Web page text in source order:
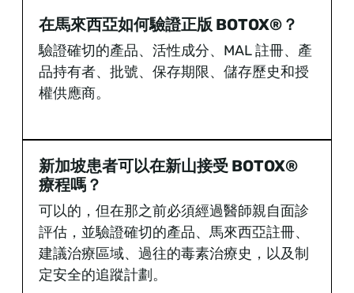
在馬來西亞如何驗證正版 BOTOX®？
驗證確切的產品、活性成分、MAL 註冊、產
品持有者、批號、保存期限、儲存歷史和授
權供應商。
新加坡患者可以在新山接受 BOTOX®
療程嗎？
可以的，但在那之前必須經過醫師親自面診
評估，並驗證確切的產品、馬來西亞註冊、
建議治療區域、過往的毒素治療史，以及制
定安全的追蹤計劃。